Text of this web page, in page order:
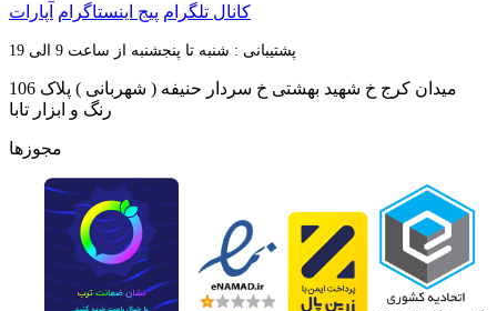
کانال تلگرام پیج اینستاگرام آپارات
پشتیبانی : شنبه تا پنجشنبه از ساعت 9 الی 19
میدان کرج خ شهید بهشتی خ سردار حنیفه ( شهربانی ) پلاک 106
رنگ و ابزار تابا
مجوزها